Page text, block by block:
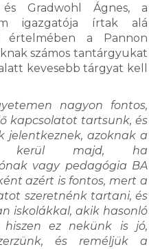
Gradwohl Ágnes, a
igazgatója írtak alá
értelmében a Pannon
számos tantárgyukat
kevesebb tárgyat kell
nagyon fontos,
kapcsolatot tartsunk, és
jelentkeznek, azoknak a
kerül majd, ha
vagy pedagógia BA
azért is fontos, mert a
szeretnénk tartani, és
iskolákkal, akik hasonló
hiszen ez nekünk is jó,
és reméljük a